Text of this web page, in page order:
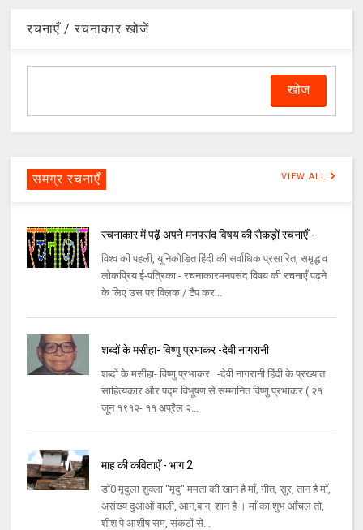
रचनाएँ / रचनाकार खोजें
समग्र रचनाएँ VIEW ALL
रचनाकार में पढ़ें अपने मनपसंद विषय की सैकड़ों रचनाएँ -
विश्व की पहली, यूनिकोडित हिंदी की सर्वाधिक प्रसारित, समृद्ध व
लोकप्रिय ई-पत्रिका - रचनाकारमनपसंद विषय की रचनाएँ पढ़ने
के लिए उस पर क्लिक / टैप कर...
शब्दों के मसीहा- विष्णु प्रभाकर -देवी नागरानी
शब्दों के मसीहा- विष्णु प्रभाकर -देवी नागरानी हिंदी के प्रख्यात
साहित्यकार और पद्म विभूषण से सम्मानित विष्णु प्रभाकर ( २१
जून १९१२- ११ अप्रैल २...
माह की कविताएँ - भाग 2
डॉ0 मृदुला शुक्ला "मृदु" ममता की खान है माँ, गीत, सुर, तान है माँ,
असंख्य दुआओं वाली, आन,बान, शान है । माँ का शुभ आँचल तो,
शीश पे आशीष सम, संकटों से...